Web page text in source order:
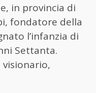
in provincia di
fondatore della
l’infanzia di
Settanta.